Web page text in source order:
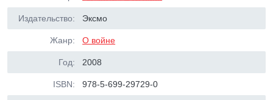
Издательство: Эксмо
Жанр: О войне
Год: 2008
ISBN: 978-5-699-29729-0